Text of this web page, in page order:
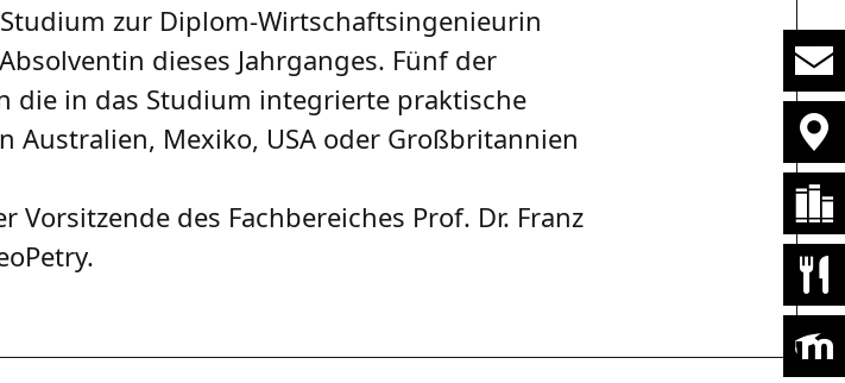
zur Diplom-Wirtschaftsingenieurin
dieses Jahrganges. Fünf der
die in das Studium integrierte praktische
Mexiko, USA oder Großbritannien
des Fachbereiches Prof. Dr. Franz